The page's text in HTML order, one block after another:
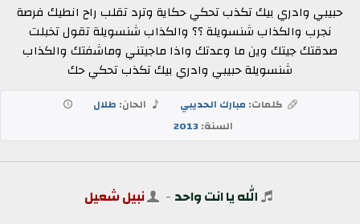
حبيبي وادري بيك تكذب تحكي حكاية وترد تقلب راح انطيك فرصة
نجرب والكذاب شنسويلة ؟؟ والكذاب شنسويلة تقول تخبلت
صدقتك جيتك وين ما وعدتك واذا ماجيتني وماشفتك والكذاب
شنسويلة حبيبي وادري بيك تكذب تحكي حك
كلمات: مبارك الحديبي الحان: طلال
السنة:2013
الله يا انت واحد - نبيل شعيل